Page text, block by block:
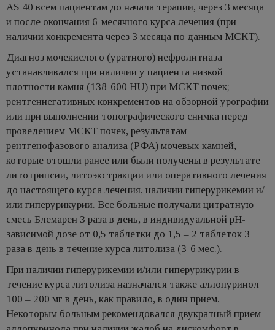
AS 40 всем пациентам до начала терапии, через 3 месяца
и после окончания 6-месячного курса лечения (при
наличии конкремента через 3 месяца по данным МСКТ).
Диагноз мочекислого (уратного) нефролитиаза
устанавливался при наличии у пациента низкой
плотности камня (138-600 НU) при МСКТ почек;
рентгеннегативных конкрементов на обзорной урографии
или при выполнении топографического снимка перед
проведением МСКТ почек, результатам
рентгенофазового анализа (РФА) мочевых камней,
которые отошли ранее или были получены в результате
литотрипсии, литоэкстракции или оперативного лечения
до настоящего курса лечения, наличии гиперурикемии и/
или гиперурикурии. Все больные получали цитратную
смесь Блемарен 3 раза в день, в индивидуальной рН-
зависимой дозе от 0,5 таблетки до 1,5 – 2 таблеток 3
раза в день в течение курса литолиза (3-6 мес.).
При наличии гиперурикемии и/или гиперурикурии в
течение курса литолиза назначался также аллопуринол
100 – 200 мг в день, как правило, в один прием.
Некоторым больным рекомендовался двукратный прием